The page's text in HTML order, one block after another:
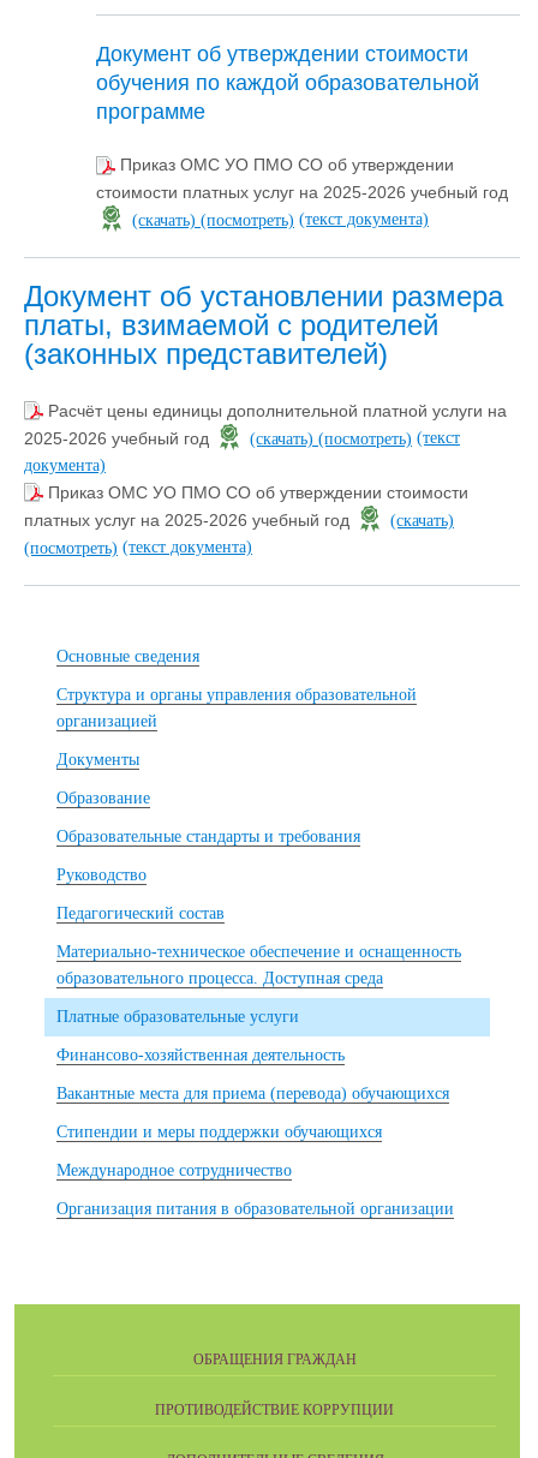
Документ об утверждении стоимости
обучения по каждой образовательной
программе
Приказ ОМС УО ПМО СО об утверждении
стоимости платных услуг на 2025-2026 учебный год
(скачать) (посмотреть) (текст документа)
Документ об установлении размера
платы, взимаемой с родителей
(законных представителей)
Расчёт цены единицы дополнительной платной услуги на
2025-2026 учебный год
(скачать) (посмотреть) (текст
документа)
Приказ ОМС УО ПМО СО об утверждении стоимости
платных услуг на 2025-2026 учебный год
(скачать)
(посмотреть) (текст документа)
Основные сведения
Структура и органы управления образовательной
организацией
Документы
Образование
Образовательные стандарты и требования
Руководство
Педагогический состав
Материально-техническое обеспечение и оснащенность
образовательного процесса. Доступная среда
Платные образовательные услуги
Финансово-хозяйственная деятельность
Вакантные места для приема (перевода) обучающихся
Стипендии и меры поддержки обучающихся
Международное сотрудничество
Организация питания в образовательной организации
ОБРАЩЕНИЯ ГРАЖДАН
ПРОТИВОДЕЙСТВИЕ КОРРУПЦИИ